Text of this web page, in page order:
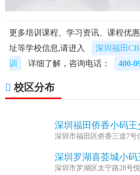
更多培训课程、学习资讯、课程优
址等学校信息,请进入
深圳福田
训
详细了解，咨询电话： 400-
校区分布
深圳福田侨香小码王
深圳市福田区侨香三道7号
深圳罗湖喜荟城小码
深圳市罗湖区太宁路28号